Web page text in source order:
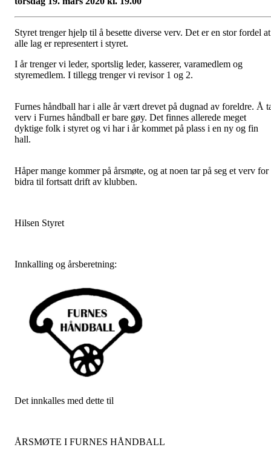
Styret trenger hjelp til å besette diverse verv. Det er en stor fordel at
alle lag er representert i styret.
I år trenger vi leder, sportslig leder, kasserer, varamedlem og
styremedlem. I tillegg trenger vi revisor 1 og 2.
Furnes håndball har i alle år vært drevet på dugnad av foreldre. Å
verv i Furnes håndball er bare gøy. Det finnes allerede meget
dyktige folk i styret og vi har i år kommet på plass i en ny og fin
hall.
Håper mange kommer på årsmøte, og at noen tar på seg et verv for
bidra til fortsatt drift av klubben.
Hilsen Styret
Innkalling og årsberetning:
Det innkalles med dette til
ÅRSMØTE I FURNES HÅNDBALL